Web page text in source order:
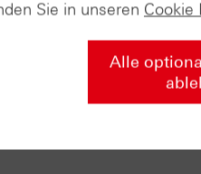
der Derivate
Sie in unseren Cookie
Alle